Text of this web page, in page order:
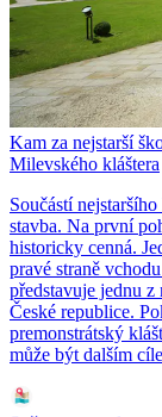
Kam za nejstarší
Milevského kláštera
Součástí
stavba. Na první
historicky cenná.
pravé straně
představuje jednu
České republice.
premonstrátský
může být dalším